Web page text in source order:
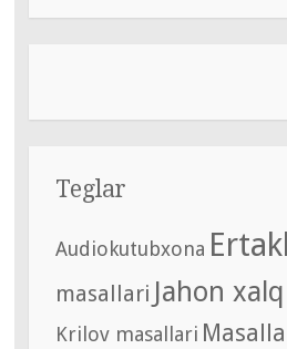
Teglar
Audiokutubxona
masallari Jahon
Krilov masallari